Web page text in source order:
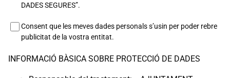
DADES SEGURES”.
Consent que les meves dades personals s’usin per poder rebre
publicitat de la vostra entitat.
INFORMACIÓ BÀSICA SOBRE PROTECCIÓ DE DADES